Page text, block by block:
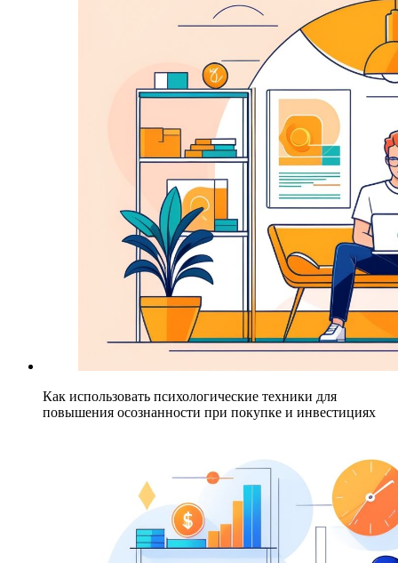
Как использовать психологические техники для
повышения осознанности при покупке и инвестициях